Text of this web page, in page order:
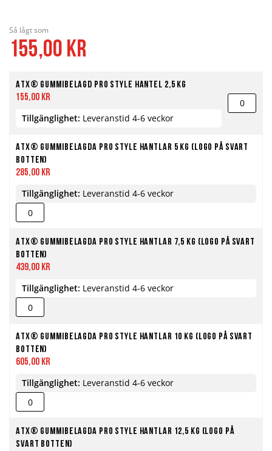
Så lågt som
155,00 kr
ATX® Gummibelagd Pro Style Hantel 2,5 kg
155,00 kr
Tillgänglighet: Leveranstid 4-6 veckor
ATX® Gummibelagda Pro Style Hantlar 5 kg (Logo på svart
botten)
285,00 kr
Tillgänglighet: Leveranstid 4-6 veckor
ATX® Gummibelagda Pro Style Hantlar 7,5 kg (Logo på svart
botten)
439,00 kr
Tillgänglighet: Leveranstid 4-6 veckor
ATX® Gummibelagda Pro Style Hantlar 10 kg (Logo på svart
botten)
605,00 kr
Tillgänglighet: Leveranstid 4-6 veckor
ATX® Gummibelagda Pro Style Hantlar 12,5 kg (Logo på
svart botten)